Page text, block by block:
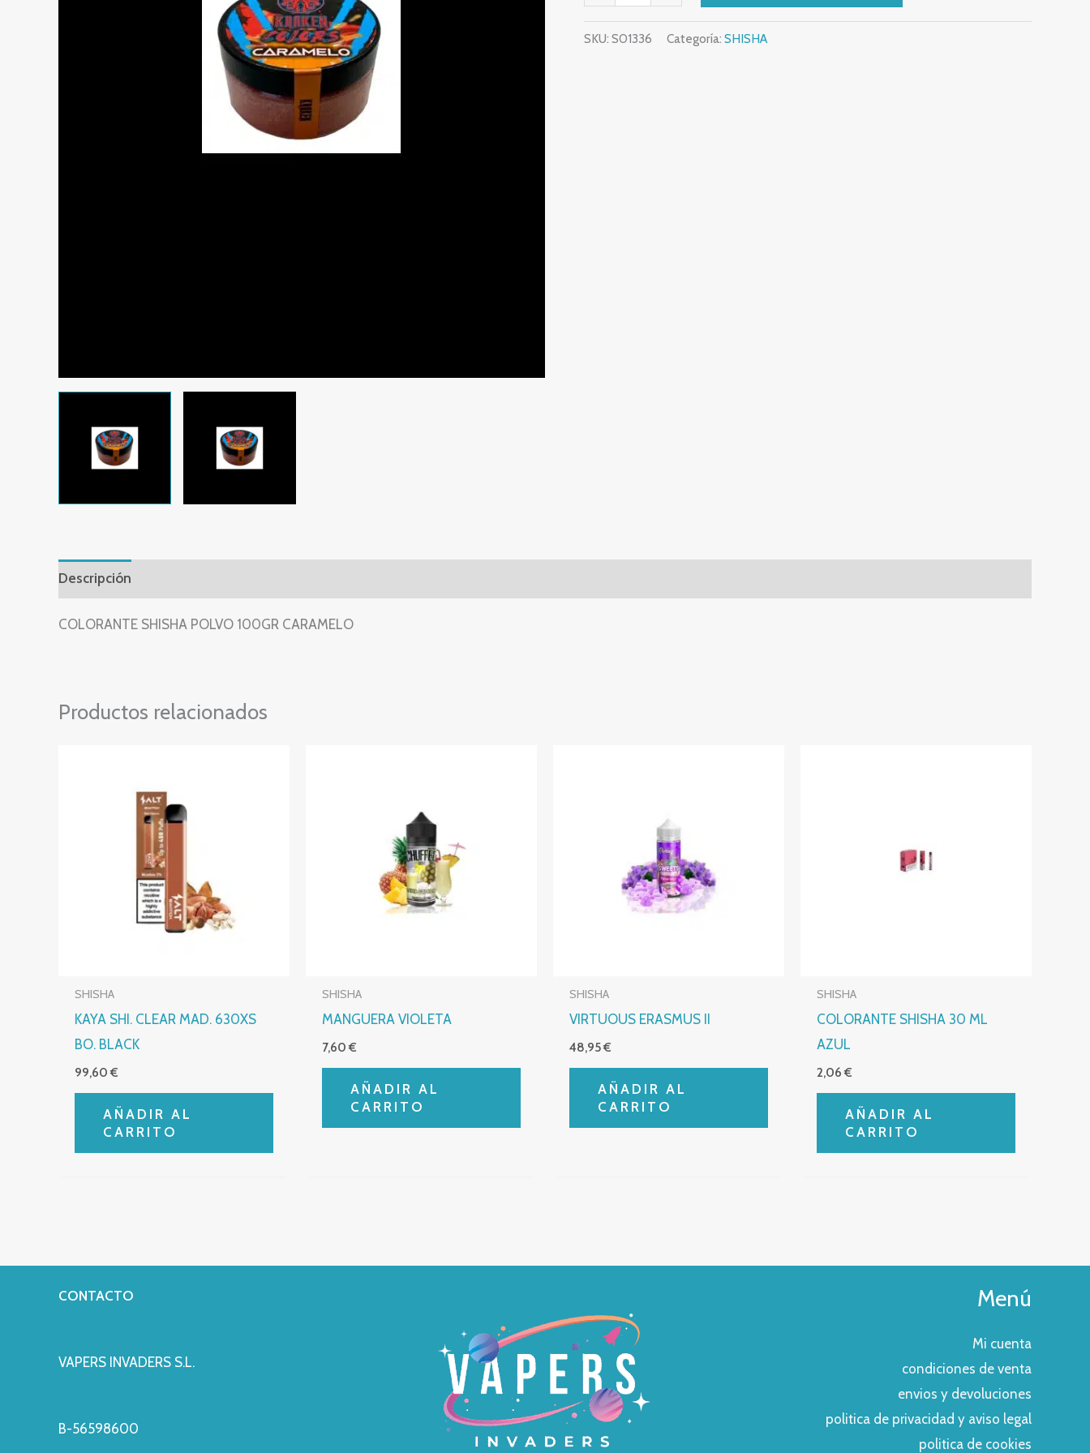
SKU: S01336 Categoría: SHISHA
Descripción
COLORANTE SHISHA POLVO 100GR CARAMELO
Productos relacionados
SHISHA
KAYA SHI. CLEAR MAD. 630XS
BO. BLACK
99,60€
AÑADIR AL
CARRITO
SHISHA
MANGUERA VIOLETA
7,60€
AÑADIR AL
CARRITO
SHISHA
VIRTUOUS ERASMUS II
48,95€
AÑADIR AL
CARRITO
SHISHA
COLORANTE SHISHA 30 ML
AZUL
2,06€
AÑADIR AL
CARRITO
CONTACTO
VAPERS INVADERS S.L.
B-56598600
Menú
Mi cuenta
condiciones de venta
envios y devoluciones
politica de privacidad y aviso legal
politica de cookies